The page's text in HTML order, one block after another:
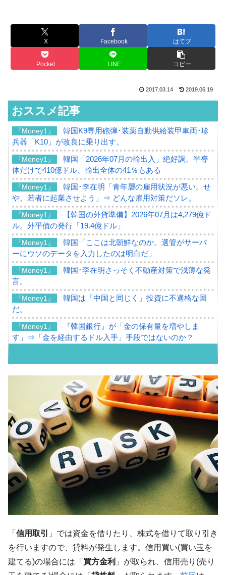
X Facebook はてブ
Pocket LINE コピー
2017.03.14 2019.06.19
おススメ記事
『Money1』
韓国K9専用砲弾･装薬自動供給装甲車両･珍
兵器「K10」が改良に乗り出す。
『Money1』
韓国「2026年07月の輸出入」絶好調。半導
体だけで410億ドル、輸出全体の41％もある
『Money1』
韓国･李在明「青年層の雇用状況が悪い。せ
や、若者に起業させよう」⇒ どんな雇用対策だソレ。
『Money1』
【韓国の外貨準備】2026年07月は4,279億ド
ル。外平債の発行「19.4億ドル」
『Money1』
韓国「ここは北朝鮮なのか。選管がサーバ
ーにウソのデータを入力したのは明白だ」
『Money1』
韓国･李在明さっそく不動産対策で浅薄な発
言。
『Money1』
韓国は「中国と同じく」投資に不適格な国
だ。
『Money1』
『韓国銀行』が「金の保有量を増やしま
す」⇒「金を経由するドル入手」手段ではないのか？
ル」まで拡大 ⇒ 海外資金の動きに強く左右される状態
韓国･帰ってきた李在明。李在明を支持しな
い「50.5％」に上昇
『Money1』
韓国大統領府ボンクラ政策室長が告発され
た ⇒ 国家が行った恐るべき株価操作であり、空前の国政壟
断
『Money1』
韓国･警察職員が「丸刈りになって抗議活
動」
『Money1』
中国だけが鉄鋼輸出を異常増加させる ⇒ 中
国の過剰生産が世界を蝕む。
『Money1』
韓国製造業「半導体絶好調」のウラで他業
種は全般的「不調」⇒ PSIが示す現況は決して良くない。
『Money1』
【米韓激突案件】韓国消費者院が『クーパ
ン』1人当たり賠償10万ウォンを認定 ⇒ 総額3兆7,000億
『Money1』 韓国で猛暑。南東部では干ばつ
「 信用取引
」では資金を借りたり、株式を借りて取り引き
を行いますので、貸料が発生します。信用買い(買い玉を
建てる)の場合には「 買方金利 」が取られ、信用売り(売り